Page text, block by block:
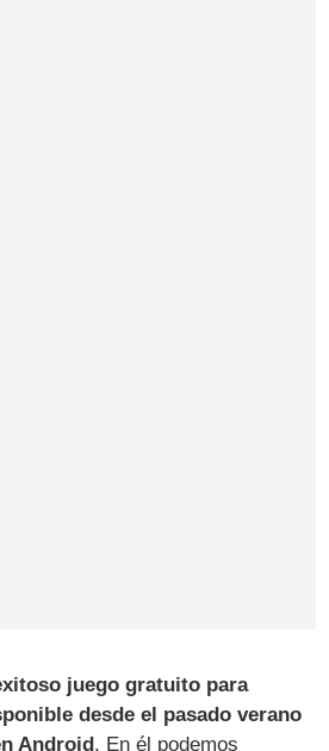
juego gratuito para
desde el pasado verano
Android. En él podemos